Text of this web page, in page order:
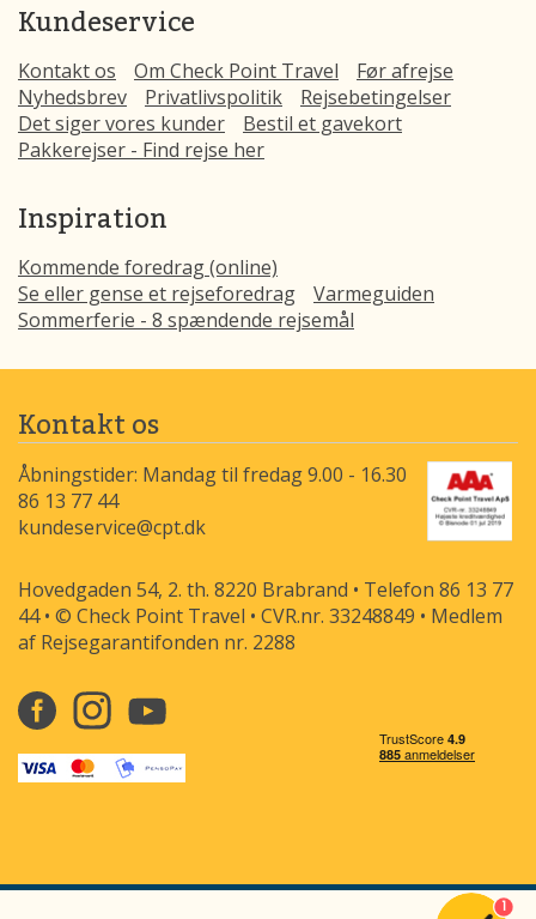
Kundeservice
Kontakt os Om Check Point Travel
Før afrejse
Nyhedsbrev
Privatlivspolitik
Rejsebetingelser
Det siger vores kunder
Bestil et gavekort
Pakkerejser - Find rejse her
Inspiration
Kommende foredrag (online)
Se eller gense et rejseforedrag
Varmeguiden
Sommerferie - 8 spændende rejsemål
Kontakt os
Åbningstider: Mandag til fredag 9.00 - 16.30
86 13 77 44
kundeservice@cpt.dk
Hovedgaden 54, 2. th. 8220 Brabrand • Telefon 86 13 77
44 • © Check Point Travel • CVR.nr. 33248849 • Medlem
af Rejsegarantifonden nr. 2288
1